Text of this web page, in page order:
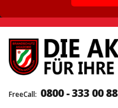
FreeCall: 0800 - 333 00 88